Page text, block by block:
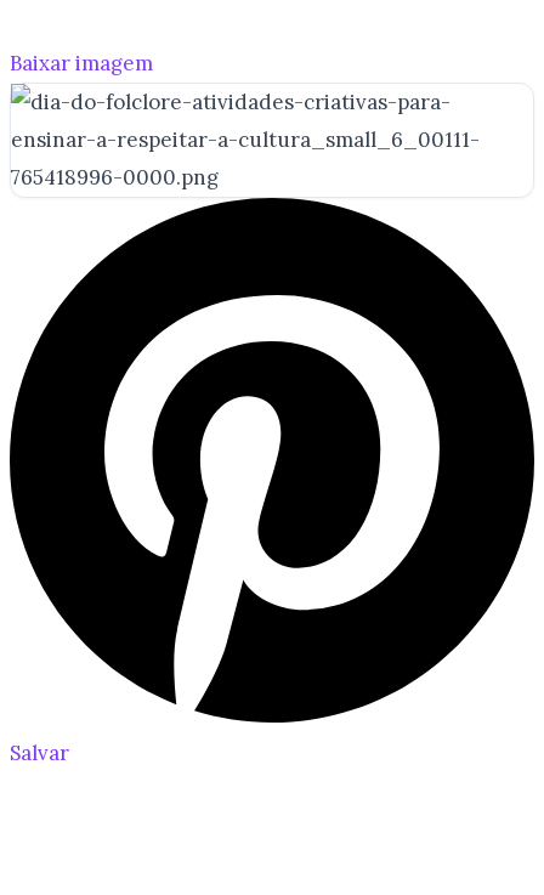
Baixar imagem
Salvar